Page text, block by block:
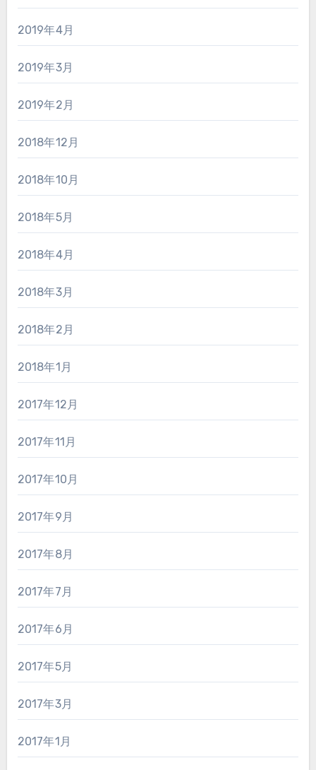
2019年4月
2019年3月
2019年2月
2018年12月
2018年10月
2018年5月
2018年4月
2018年3月
2018年2月
2018年1月
2017年12月
2017年11月
2017年10月
2017年9月
2017年8月
2017年7月
2017年6月
2017年5月
2017年3月
2017年1月